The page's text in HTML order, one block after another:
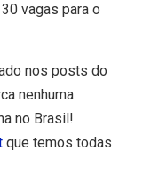
vagas para o
nos posts do
nenhuma
no Brasil!
que temos todas